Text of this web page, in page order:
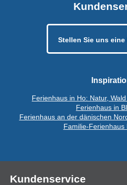
Stellen Sie uns eine
Ferienhaus in Ho: Natur,
Ferienhaus in
Ferienhaus an der dänischen
Familie-Ferienhaus
Kundenservice